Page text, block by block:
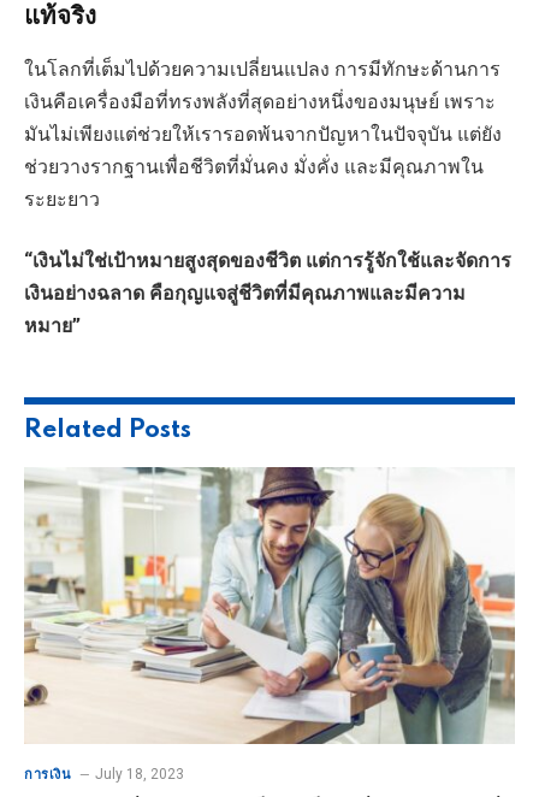
แท้จริง
ในโลกที่เต็มไปด้วยความเปลี่ยนแปลง การมีทักษะด้านการ
เงินคือเครื่องมือที่ทรงพลังที่สุดอย่างหนึ่งของมนุษย์ เพราะ
มันไม่เพียงแต่ช่วยให้เรารอดพ้นจากปัญหาในปัจจุบัน แต่ยัง
ช่วยวางรากฐานเพื่อชีวิตที่มั่นคง มั่งคั่ง และมีคุณภาพใน
ระยะยาว
“เงินไม่ใช่เป้าหมายสูงสุดของชีวิต แต่การรู้จักใช้และจัดการ
เงินอย่างฉลาด คือกุญแจสู่ชีวิตที่มีคุณภาพและมีความ
หมาย”
Related Posts
การเงิน July 18, 2023